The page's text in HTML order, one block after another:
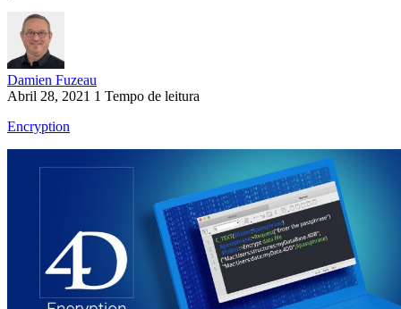
Damien Fuzeau
Abril 28, 2021 1 Tempo de leitura
Encryption